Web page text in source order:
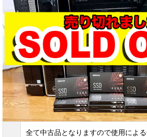
全て中古品となりますので使用による